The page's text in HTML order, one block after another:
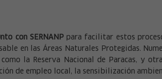
con SERNANPpara facilitar estos
en las Áreas Naturales Protegidas.
la Reserva Nacional de Paracas, y
de empleo local, la sensibilización